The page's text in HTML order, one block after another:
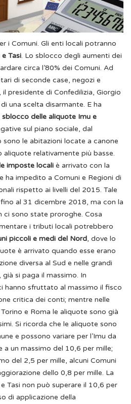
i Comuni. Gli enti locali potranno
Tasi. Lo sblocco degli aumenti dei
circa l’80% dei Comuni. Ad
di seconde case, negozi e
il presidente di Confedilizia, Giorgio
una scelta disarmante. E ha
sblocco delle aliquote Imu e
sul piano sociale, dal
le abitazioni locate a canone
relativamente più basse.
imposte locali è arrivato con la
ha impedito a Comuni e Regioni di
rispetto ai livelli del 2015. Tale
al 31 dicembre 2018, ma con la
ci sono state proroghe. Cosa
i tributi locali potrebbero
piccoli e medi del Nord, dove lo
è arrivato quando esse erano
diversa al Sud e nelle grandi
si paga il massimo. In
hanno sfruttato al massimo il fisco
critica dei conti; mentre nelle
e Roma le aliquote sono già
Si ricorda che le aliquote sono
e possono variare per l’Imu da
a un massimo del 10,6 per mille;
del 2,5 per mille, alcuni Comuni
dello 0,8 per mille. La
Tasi non può superare il 10,6 per
di applicazione della